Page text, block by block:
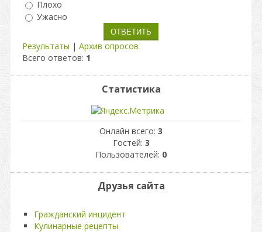
Плохо
Ужасно
Результаты | Архив опросов
Всего ответов: 1
Статистика
Онлайн всего: 3
Гостей: 3
Пользователей: 0
Друзья сайта
Гражданский инцидент
Кулинарные рецепты